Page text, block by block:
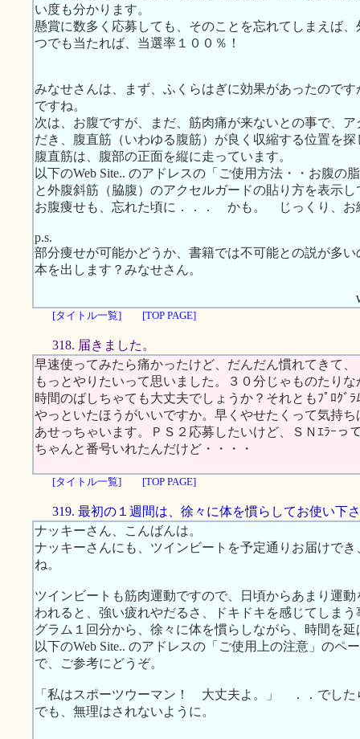
い度も分かります。
懸賞に数多く応募しても、そのことを忘れてしまえば
つでも当たれば、当選率１００％！
みなせさんは、まず、ふくらはぎに効果があったので
ですね。
次は、お腹ですが、まだ、筋肉痛が来ないとの事で、
だき、腹直筋（いわゆる腹筋）が良く収縮する位置を探
腹直筋は、腹部の正面を縦に走っています。
以下のWeb Site.. のアドレスの「ご使用方法・・お腹の
と外腹斜筋（脇腹）のアクセルガードの貼り方を表示
お腹痩せも、忘れた頃に．．． かも。 じっくり、お
p.s.
部分痩せが可能かどうか、書籍では不可能との説が多
本を出します？みなせさん。
[タイトル一覧]
[TOP PAGE]
318. 届きました。
早速使ってみたら痛かったけど、だんだん慣れてきて、
もっとやりたいって思いました。３０分じゃものたりな
時間のばしちゃても大丈夫でしょうか？それともﾌﾟﾛｸﾞﾗ
やっといたほうがいいですか。早くやせたくって気持ち
あせっちゃいます。ＰＳ２応募したいけど、ＳＮｴﾗｰっ
ちゃんと番号いれたんだけど・・・・
[タイトル一覧] [TOP PAGE]
319. 最初の１週間は、徐々に体を慣らしてお使い下
ナッキーさん、こんばんは。
ナッキーさんにも、ツインビートを予定通りお届けで
ね。
ツインビートも筋肉運動ですので、日頃からあまり運
われると、強い疲れやだるさ、ドキドキを感じてしま
グラム１回分から、徐々に体を慣らしながら、時間を
以下のWeb Site.. のアドレスの「ご使用上の注意」のペ
で、ご参考にどうぞ。
「私はスポーツウーマン！ 大丈夫よ。」 ．．でした
でも、無理はされないように。